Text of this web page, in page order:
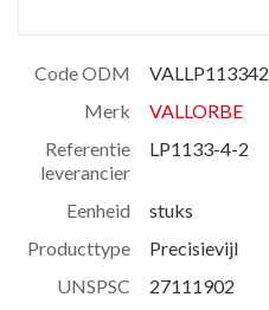
Code ODM
VALLP113342
Merk
VALLORBE
Referentie
leverancier
LP1133-4-2
Eenheid
stuks
Producttype
Precisievijl
UNSPSC
27111902